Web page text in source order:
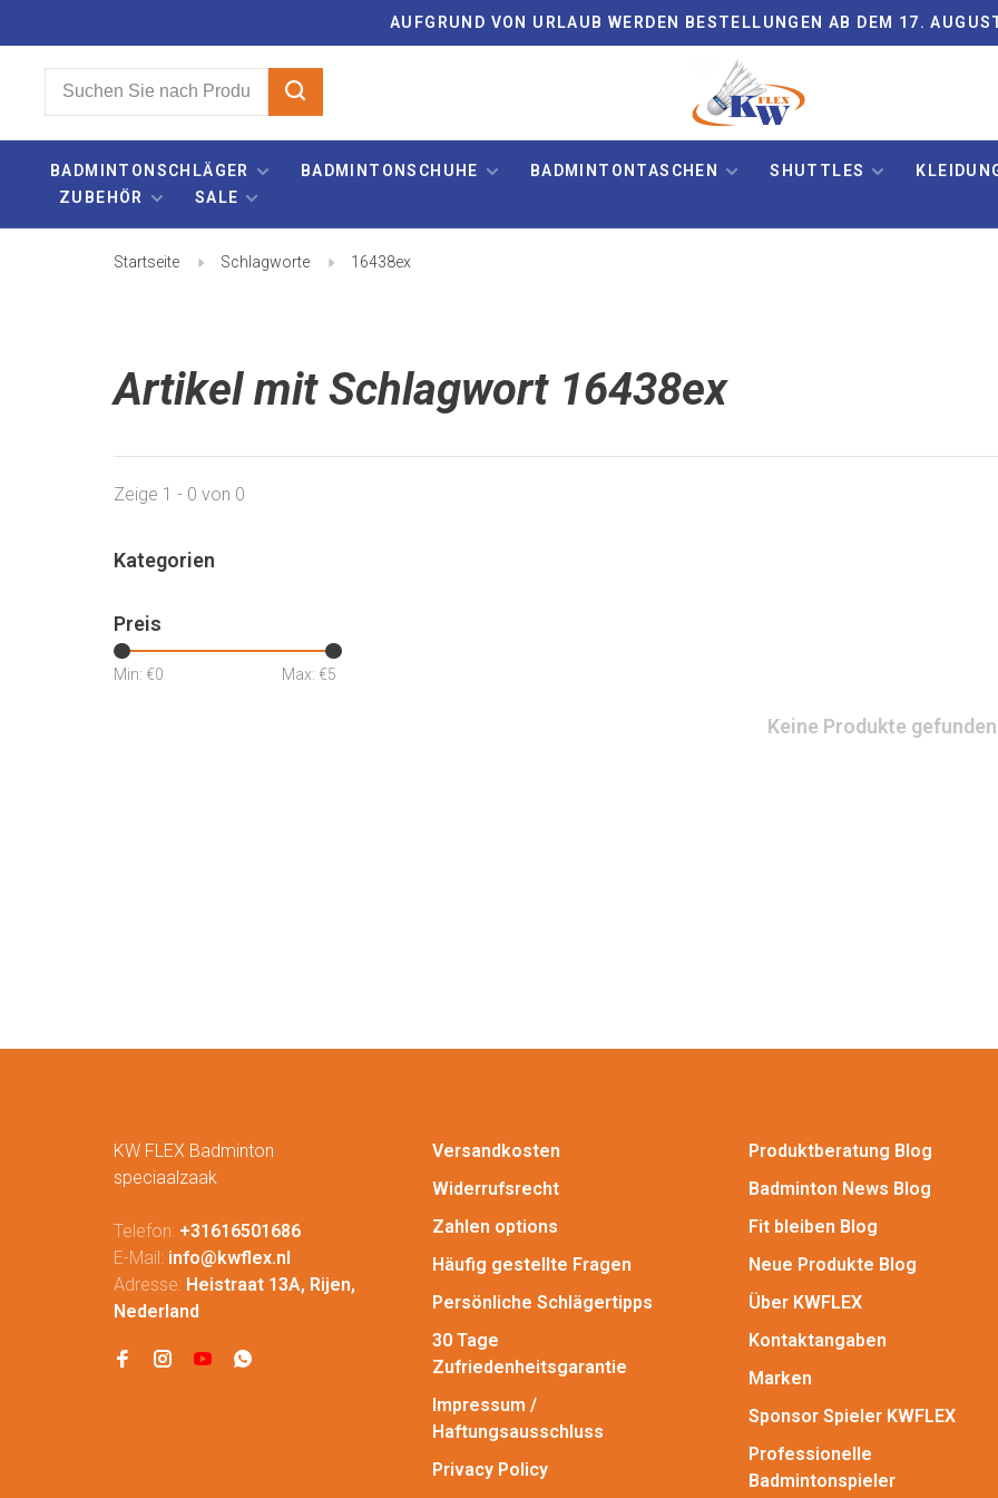
AUFGRUND VON URLAUB WERDEN BESTELLUNGEN AB DEM 17.
BADMINTONSCHLÄGER BADMINTONSCHUHE BADMINTONTASCHEN SHUTTLES
ZUBEHÖR
SALE
Startseite Schlagworte 16438ex
Artikel mit Schlagwort 16438ex
Zeige 1 - 0 von 0
Kategorien
Preis
Min: €0 Max: €5
Keine Produkte
KW FLEX Badminton
speciaalzaak
Telefon: +31616501686
E-Mail: info@kwflex.nl
Adresse: Heistraat 13A, Rijen,
Nederland
Versandkosten
Widerrufsrecht
Zahlen options
Häufig gestellte Fragen
Persönliche Schlägertipps
30 Tage
Zufriedenheitsgarantie
Impressum /
Haftungsausschluss
Privacy Policy
Produktberatung Blog
Badminton News Blog
Fit bleiben Blog
Neue Produkte Blog
Über KWFLEX
Kontaktangaben
Marken
Sponsor Spieler KWFLEX
Professionelle
Badmintonspieler